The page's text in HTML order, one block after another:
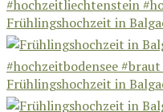
Frühlingshochzeit in
Frühlingshochzeit in